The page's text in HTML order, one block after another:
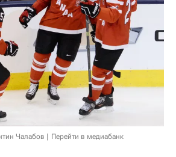
Чалабов Перейти в медиабанк